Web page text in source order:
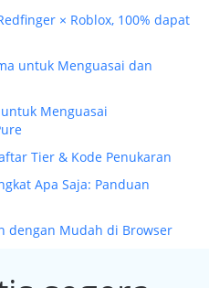
× Roblox, 100% dapat
untuk Menguasai dan
Menguasai
Tier & Kode Penukaran
Apa Saja: Panduan
dengan Mudah di Browser